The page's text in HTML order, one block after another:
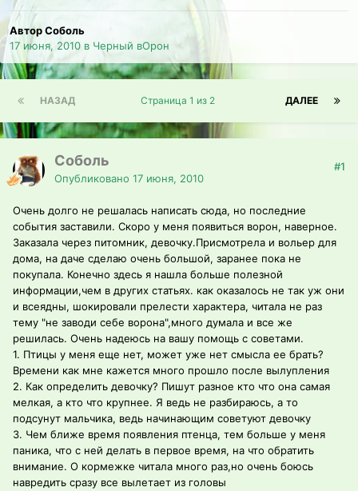
Автор Соболь
17 июня, 2010 в Черный вОрон
НАЗАД ДАЛЕЕ
Страница 1 из 2
Соболь
Опубликовано 17 июня, 2010
#1
Очень долго не решалась написать сюда, но последние
события заставили. Скоро у меня появиться ворон, наверное.
Заказала через питомник, девочку.Присмотрела и вольер для
дома, на даче сделаю очень большой, заранее пока не
покупала. Конечно здесь я нашла больше полезной
информации,чем в других статьях. как оказалось не так уж они
и всеядны, шокировали прелести характера, читала не раз
тему "не заводи себе ворона",много думала и все же
решилась. Очень надеюсь на вашу помощь с советами.
1. Птицы у меня еще нет, может уже нет смысла ее брать?
Времени как мне кажется много прошло после вылупления
2. Как определить девочку? Пишут разное кто что она самая
мелкая, а кто что крупнее. Я ведь не разбираюсь, а то
подсунут мальчика, ведь начинающим советуют девочку
3. Чем ближе время появления птенца, тем больше у меня
паника, что с ней делать в первое время, на что обратить
внимание. О кормежке читала много раз,но очень боюсь
навредить сразу все вылетает из головы